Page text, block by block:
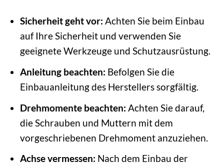
Sicherheit geht vor: Achten Sie beim Einbau
auf Ihre Sicherheit und verwenden Sie
geeignete Werkzeuge und Schutzausrüstung.
Anleitung beachten: Befolgen Sie die
Einbauanleitung des Herstellers sorgfältig.
Drehmomente beachten: Achten Sie darauf,
die Schrauben und Muttern mit dem
vorgeschriebenen Drehmoment anzuziehen.
Achse vermessen: Nach dem Einbau der